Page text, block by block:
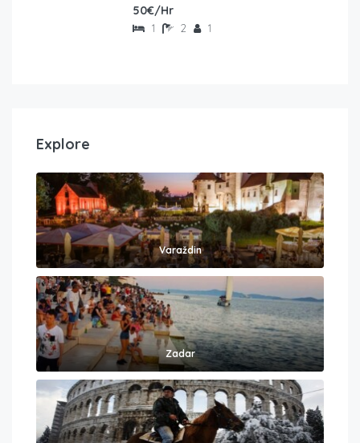
50€/Hr
1 2 1
Explore
Varaždin
Zadar